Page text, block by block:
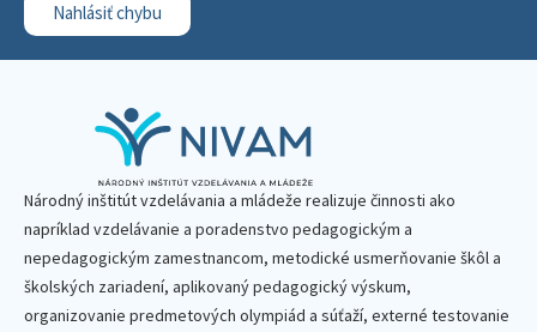
Nahlásiť chybu
Národný inštitút vzdelávania a mládeže realizuje činnosti ako
napríklad vzdelávanie a poradenstvo pedagogickým a
nepedagogickým zamestnancom, metodické usmerňovanie škôl a
školských zariadení, aplikovaný pedagogický výskum,
organizovanie predmetových olympiád a súťaží, externé testovanie